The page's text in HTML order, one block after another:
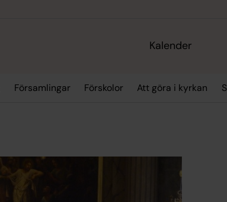
Kalender
Församlingar Förskolor Att göra i kyrkan